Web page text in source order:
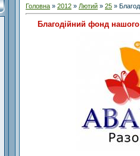
Головна » 2012 » Лютий » 25 »
Благодійний фонд